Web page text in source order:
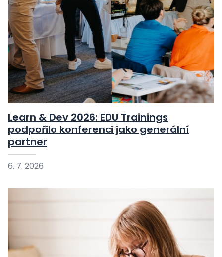
Learn & Dev 2026: EDU Trainings
podpořilo konferenci jako generální
partner
6. 7. 2026